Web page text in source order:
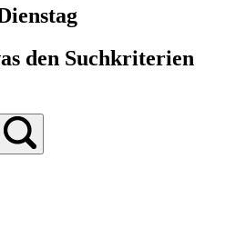
den Suchkriterien